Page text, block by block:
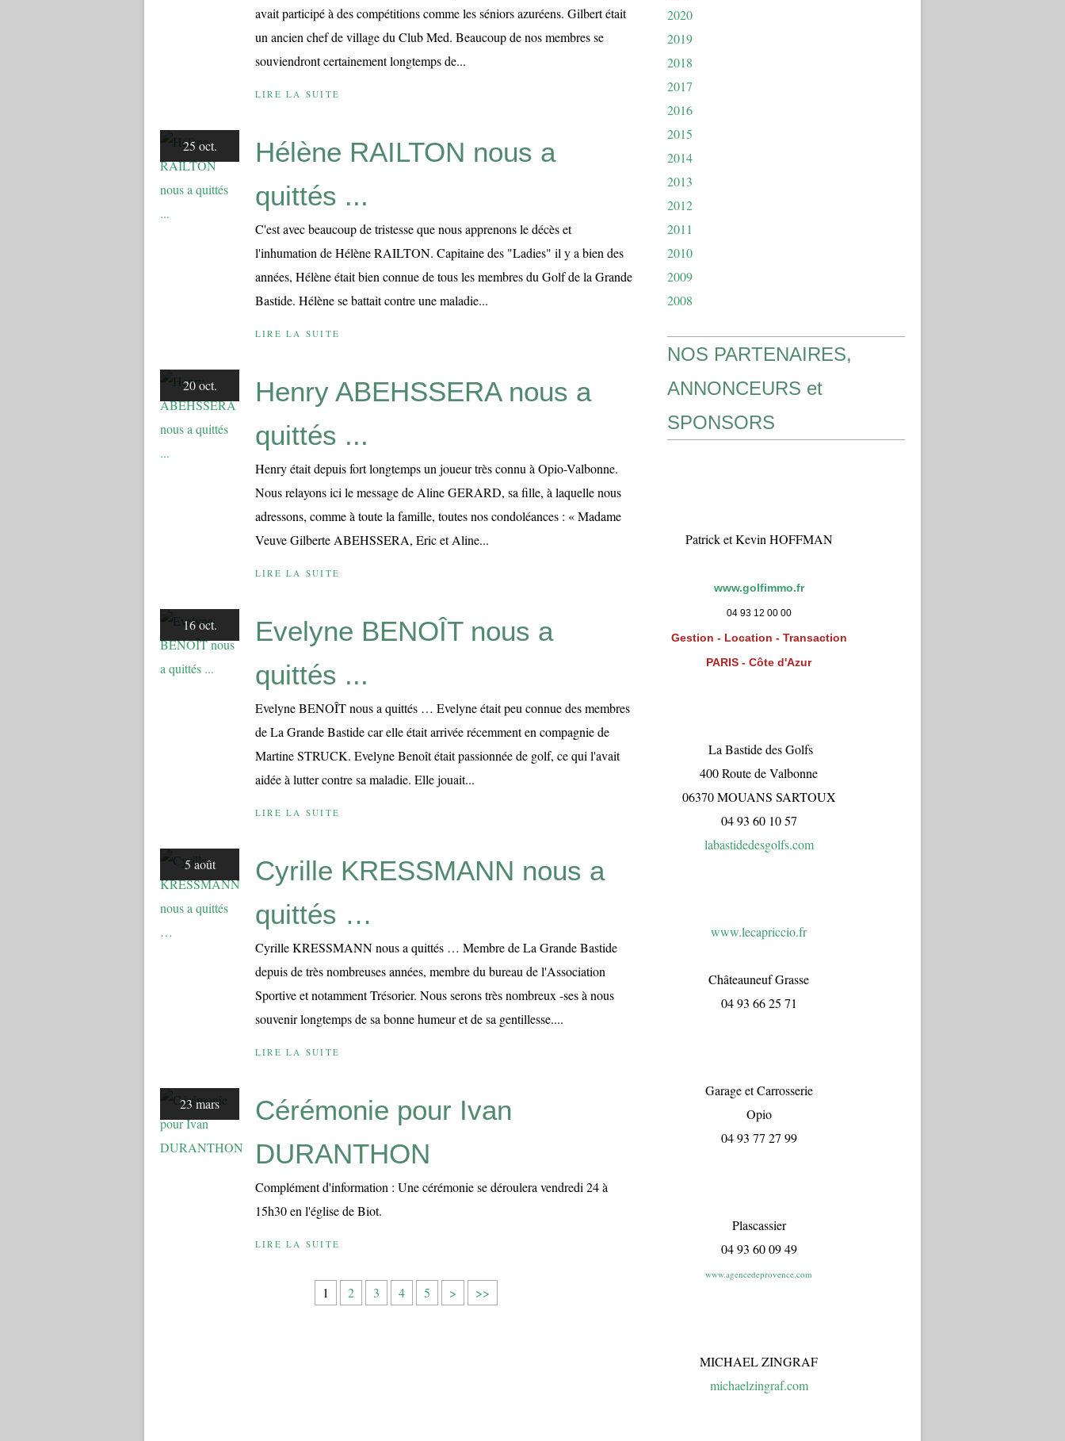
avait participé à des compétitions comme les séniors azuréens. Gilbert était
un ancien chef de village du Club Med. Beaucoup de nos membres se
souviendront certainement longtemps de...
LIRE LA SUITE
25 oct.
Hélène RAILTON nous a
quittés ...
C'est avec beaucoup de tristesse que nous apprenons le décès et
l'inhumation de Hélène RAILTON. Capitaine des "Ladies" il y a bien des
années, Hélène était bien connue de tous les membres du Golf de la Grande
Bastide. Hélène se battait contre une maladie...
LIRE LA SUITE
20 oct.
Henry ABEHSSERA nous a
quittés ...
Henry était depuis fort longtemps un joueur très connu à Opio-Valbonne.
Nous relayons ici le message de Aline GERARD, sa fille, à laquelle nous
adressons, comme à toute la famille, toutes nos condoléances : « Madame
Veuve Gilberte ABEHSSERA, Eric et Aline...
LIRE LA SUITE
16 oct.
Evelyne BENOÎT nous a
quittés ...
Evelyne BENOÎT nous a quittés … Evelyne était peu connue des membres
de La Grande Bastide car elle était arrivée récemment en compagnie de
Martine STRUCK. Evelyne Benoît était passionnée de golf, ce qui l'avait
aidée à lutter contre sa maladie. Elle jouait...
LIRE LA SUITE
5 août
Cyrille KRESSMANN nous a
quittés …
Cyrille KRESSMANN nous a quittés … Membre de La Grande Bastide
depuis de très nombreuses années, membre du bureau de l'Association
Sportive et notamment Trésorier. Nous serons très nombreux -ses à nous
souvenir longtemps de sa bonne humeur et de sa gentillesse....
LIRE LA SUITE
23 mars
Cérémonie pour Ivan
DURANTHON
Complément d'information : Une cérémonie se déroulera vendredi 24 à
15h30 en l'église de Biot.
LIRE LA SUITE
1 2 3 4 5 > >>
2020
2019
2018
2017
2016
2015
2014
2013
2012
2011
2010
2009
2008
NOS PARTENAIRES,
ANNONCEURS et
SPONSORS
Patrick et Kevin HOFFMAN
www.golfimmo.fr
04 93 12 00 00
Gestion - Location - Transaction
PARIS - Côte d'Azur
La Bastide des Golfs
400 Route de Valbonne
06370 MOUANS SARTOUX
04 93 60 10 57
labastidedesgolfs.com
www.lecapriccio.fr
Châteauneuf Grasse
04 93 66 25 71
Garage et Carrosserie
Opio
04 93 77 27 99
Plascassier
04 93 60 09 49
www.agencedeprovence.com
MICHAEL ZINGRAF
michaelzingraf.com